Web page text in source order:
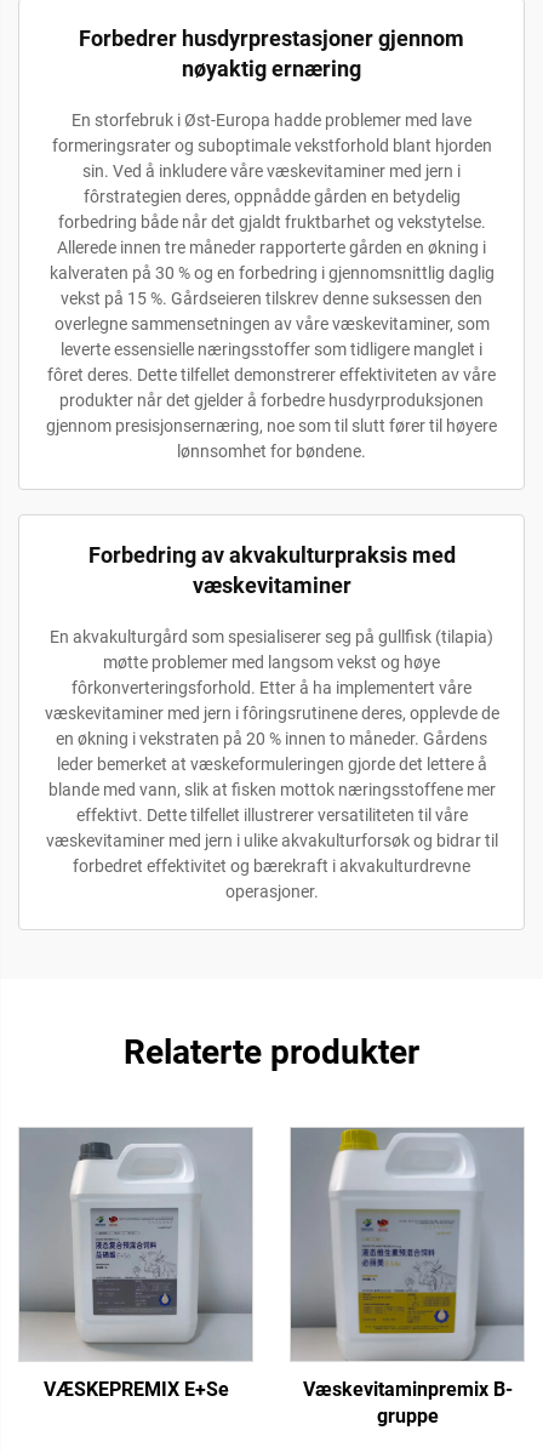
Forbedrer husdyrprestasjoner gjennom
nøyaktig ernæring
En storfebruk i Øst-Europa hadde problemer med lave
formeringsrater og suboptimale vekstforhold blant hjorden
sin. Ved å inkludere våre væskevitaminer med jern i
fôrstrategien deres, oppnådde gården en betydelig
forbedring både når det gjaldt fruktbarhet og vekstytelse.
Allerede innen tre måneder rapporterte gården en økning i
kalveraten på 30 % og en forbedring i gjennomsnittlig daglig
vekst på 15 %. Gårdseieren tilskrev denne suksessen den
overlegne sammensetningen av våre væskevitaminer, som
leverte essensielle næringsstoffer som tidligere manglet i
fôret deres. Dette tilfellet demonstrerer effektiviteten av våre
produkter når det gjelder å forbedre husdyrproduksjonen
gjennom presisjonsernæring, noe som til slutt fører til høyere
lønnsomhet for bøndene.
Forbedring av akvakulturpraksis med
væskevitaminer
En akvakulturgård som spesialiserer seg på gullfisk (tilapia)
møtte problemer med langsom vekst og høye
fôrkonverteringsforhold. Etter å ha implementert våre
væskevitaminer med jern i fôringsrutinene deres, opplevde de
en økning i vekstraten på 20 % innen to måneder. Gårdens
leder bemerket at væskeformuleringen gjorde det lettere å
blande med vann, slik at fisken mottok næringsstoffene mer
effektivt. Dette tilfellet illustrerer versatiliteten til våre
væskevitaminer med jern i ulike akvakulturforsøk og bidrar til
forbedret effektivitet og bærekraft i akvakulturdrevne
operasjoner.
Relaterte produkter
VÆSKEPREMIX E+Se
Væskevitaminpremix B-
gruppe